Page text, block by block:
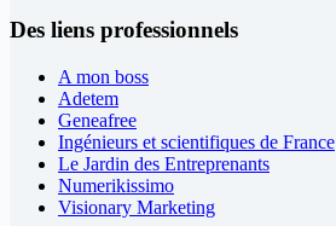
Des liens professionnels
A mon boss
Adetem
Geneafree
Ingénieurs et scientifiques de France
Le Jardin des Entreprenants
Numerikissimo
Visionary Marketing